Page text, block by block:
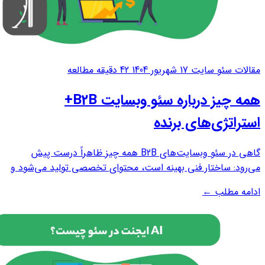
مقالات سئو سایت 17 شهریور 1404 42 دقیقه مطالعه
همه چیز درباره سئو وبسایت B2B+
استراتژی‌های برنده
گاهی در سئو وبسایت‌های B2B همه چیز ظاهراً درست پیش
می‌رود: ساختار فنی بهینه است، محتوای تخصصی تولید می‌شود و
با پرسشی اساسی روبه‌رو...
ادامه مطلب←